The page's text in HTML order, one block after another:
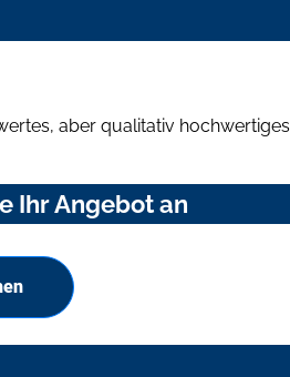
aber qualitativ hochwertiges
Ihr Angebot an